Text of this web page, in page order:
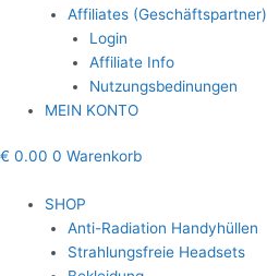
Affiliates (Geschäftspartner)
Login
Affiliate Info
Nutzungsbedinungen
MEIN KONTO
€ 0.00 0 Warenkorb
SHOP
Anti-Radiation Handyhüllen
Strahlungsfreie Headsets